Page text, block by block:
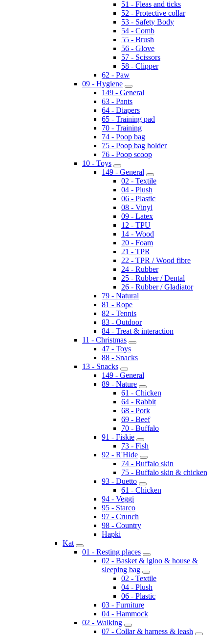
51 - Fleas and ticks
52 - Protective collar
53 - Safety Body
54 - Comb
55 - Brush
56 - Glove
57 - Scissors
58 - Clipper
62 - Paw
09 - Hygiene
149 - General
63 - Pants
64 - Diapers
65 - Training pad
70 - Training
74 - Poop bag
75 - Poop bag holder
76 - Poop scoop
10 - Toys
149 - General
02 - Textile
04 - Plush
06 - Plastic
08 - Vinyl
09 - Latex
12 - TPU
14 - Wood
20 - Foam
21 - TPR
22 - TPR / Wood fibre
24 - Rubber
25 - Rubber / Dental
26 - Rubber / Gladiator
79 - Natural
81 - Rope
82 - Tennis
83 - Outdoor
84 - Treat & interaction
11 - Christmas
47 - Toys
88 - Snacks
13 - Snacks
149 - General
89 - Nature
61 - Chicken
64 - Rabbit
68 - Pork
69 - Beef
70 - Buffalo
91 - Fiskie
73 - Fish
92 - R'Hide
74 - Buffalo skin
75 - Buffalo skin & chicken
93 - Duetto
61 - Chicken
94 - Veggi
95 - Starco
97 - Crunch
98 - Country
Hapki
Kat
01 - Resting places
02 - Basket & igloo & house &
sleeping bag
02 - Textile
04 - Plush
06 - Plastic
03 - Furniture
04 - Hammock
02 - Walking
07 - Collar & harness & leash